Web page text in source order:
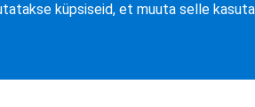
küpsiseid, et muuta selle